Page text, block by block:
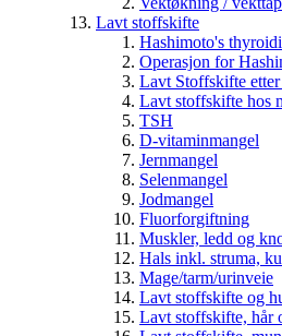
Lavt stoffskifte
Hashimoto's
Operasjon for
Lavt Stoffskifte
Lavt stoffskifte hos
TSH
D-vitaminmangel
Jernmangel
Selenmangel
Jodmangel
Fluorforgiftning
Muskler, ledd og
Hals inkl. struma,
Mage/tarm/urinveie
Lavt stoffskifte og
Lavt stoffskifte, hår